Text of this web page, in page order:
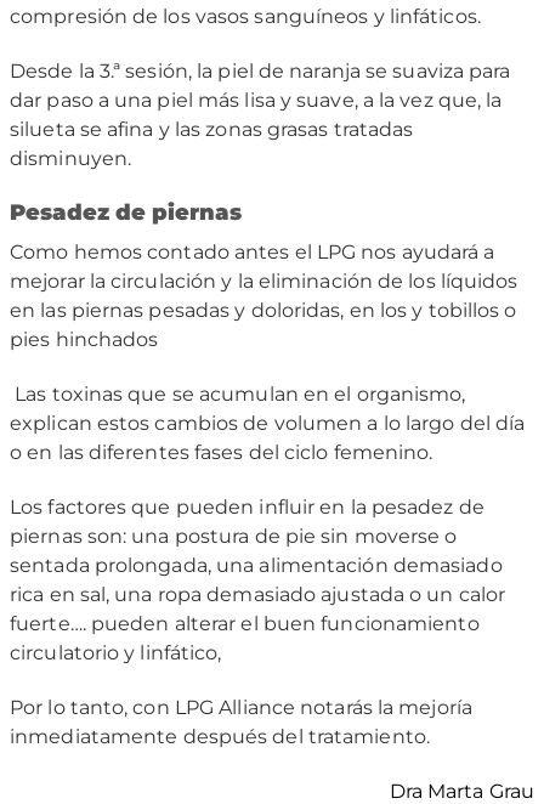
compresión de los vasos sanguíneos y linfáticos.
Desde la 3.ª sesión, la piel de naranja se suaviza para
dar paso a una piel más lisa y suave, a la vez que, la
silueta se afina y las zonas grasas tratadas
disminuyen.
Pesadez de piernas
Como hemos contado antes el LPG nos ayudará a
mejorar la circulación y la eliminación de los líquidos
en las piernas pesadas y doloridas, en los y tobillos o
pies hinchados
Las toxinas que se acumulan en el organismo,
explican estos cambios de volumen a lo largo del día
o en las diferentes fases del ciclo femenino.
Los factores que pueden influir en la pesadez de
piernas son: una postura de pie sin moverse o
sentada prolongada, una alimentación demasiado
rica en sal, una ropa demasiado ajustada o un calor
fuerte…. pueden alterar el buen funcionamiento
circulatorio y linfático,
Por lo tanto, con LPG Alliance notarás la mejoría
inmediatamente después del tratamiento.
Dra Marta Grau